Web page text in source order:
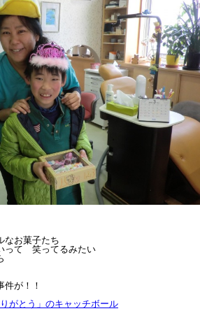
お菓子たち
って 笑ってるみたい
が！！
りがとう」のキャッチボール